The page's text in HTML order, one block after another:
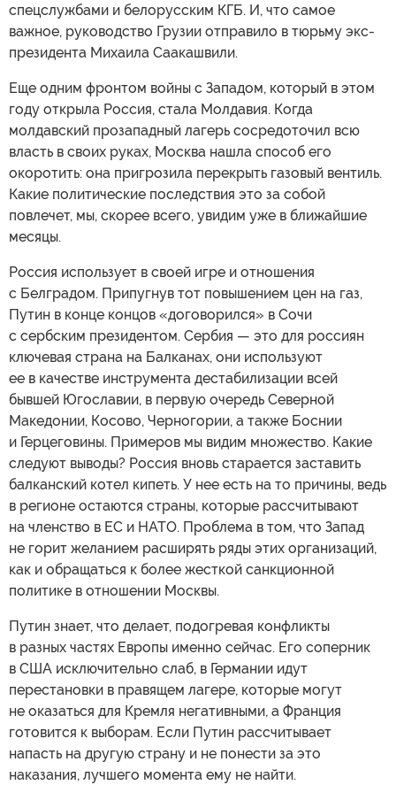
спецслужбами и белорусским КГБ. И, что самое
важное, руководство Грузии отправило в тюрьму экс-
президента Михаила Саакашвили.
Еще одним фронтом войны с Западом, который в этом
году открыла Россия, стала Молдавия. Когда
молдавский прозападный лагерь сосредоточил всю
власть в своих руках, Москва нашла способ его
окоротить: она пригрозила перекрыть газовый вентиль.
Какие политические последствия это за собой
повлечет, мы, скорее всего, увидим уже в ближайшие
месяцы.
Россия использует в своей игре и отношения
с Белградом. Припугнув тот повышением цен на газ,
Путин в конце концов «договорился» в Сочи
с сербским президентом. Сербия — это для россиян
ключевая страна на Балканах, они используют
ее в качестве инструмента дестабилизации всей
бывшей Югославии, в первую очередь Северной
Македонии, Косово, Черногории, а также Боснии
и Герцеговины. Примеров мы видим множество. Какие
следуют выводы? Россия вновь старается заставить
балканский котел кипеть. У нее есть на то причины, ведь
в регионе остаются страны, которые рассчитывают
на членство в ЕС и НАТО. Проблема в том, что Запад
не горит желанием расширять ряды этих организаций,
как и обращаться к более жесткой санкционной
политике в отношении Москвы.
Путин знает, что делает, подогревая конфликты
в разных частях Европы именно сейчас. Его соперник
в США исключительно слаб, в Германии идут
перестановки в правящем лагере, которые могут
не оказаться для Кремля негативными, а Франция
готовится к выборам. Если Путин рассчитывает
напасть на другую страну и не понести за это
наказания, лучшего момента ему не найти.